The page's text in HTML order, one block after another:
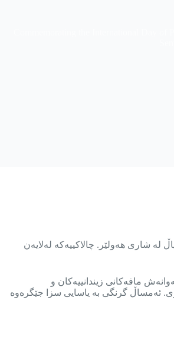
ڕۆیاڵ لە شاری هەولێر. چالاکییەکە لەلایەن
مافەکانی زیندانییەکان و
ئەمساڵ گرنگی بە یاسایی سزا جێگرەوە